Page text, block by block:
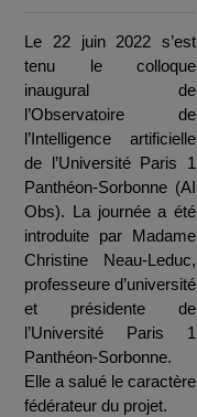
Le 22 juin 2022 s’est
tenu le colloque
inaugural de
l’Observatoire de
l’Intelligence artificielle
de l’Université Paris 1
Panthéon-Sorbonne (AI
Obs). La journée a été
introduite par Madame
Christine Neau-Leduc,
professeure d’université
et présidente de
l’Université Paris 1
Panthéon-Sorbonne.
Elle a salué le caractère
fédérateur du projet.